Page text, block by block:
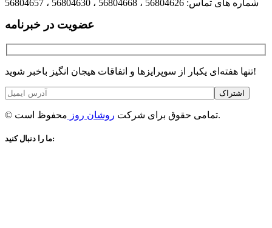
شماره های تماس: 56804626 ، 56804668 ، 56804630 ، 56804657
عضویت در خبرنامه
تنها هفته‌ای یکبار از سوپرایزها و اتفاقات هیجان انگیز باخبر شوید!
اشتراک
© تمامی حقوق برای شرکت روشان روز محفوظ است.
ما را دنبال کنید: